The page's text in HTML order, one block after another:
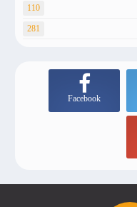
110
281
Facebook